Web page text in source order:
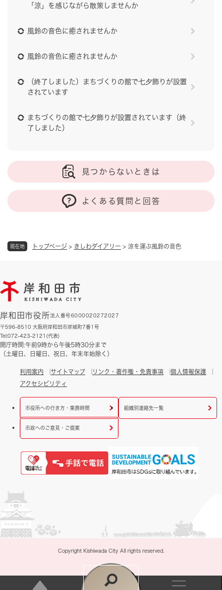
現在地 トップページ > きしわダイアリー > 涼を運ぶ風鈴の音色
「涼」を感じながら散策しませんか
風鈴の音色に癒されませんか
風鈴の音色に癒されませんか
（終了しました）まちづくりの館で七夕飾りが設置
されています
まちづくりの館で七夕飾りが設置されています（終
了しました）
見つからないときは
よくある質問と回答
岸和田市役所法人番号6000020272027
〒596-8510 大阪府岸和田市岸城町7番1号
Tel:072-423-2121(代表)
開庁時間:午前9時から午後5時30分まで
（土曜日、日曜日、祝日、年末年始除く）
利用案内 サイトマップ リンク・著作権・免責事項
個人情報保護
アクセシビリティ
市役所への行き方・業務時間 組織別連絡先一覧
市政へのご意見・ご提案
Copyright Kishiwada City All rights reserved.